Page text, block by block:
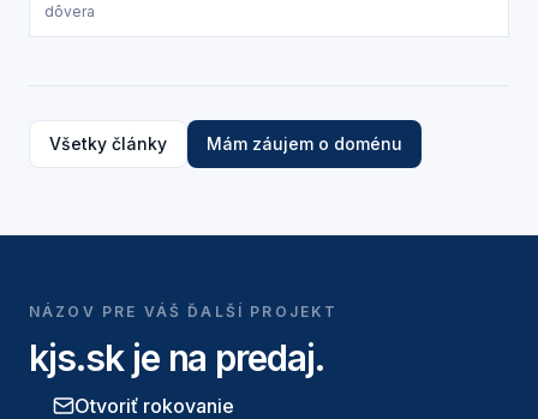
dôvera
Všetky články Mám záujem o doménu
NÁZOV PRE VÁŠ ĎALŠÍ PROJEKT
kjs.skje na predaj.
Otvoriť rokovanie